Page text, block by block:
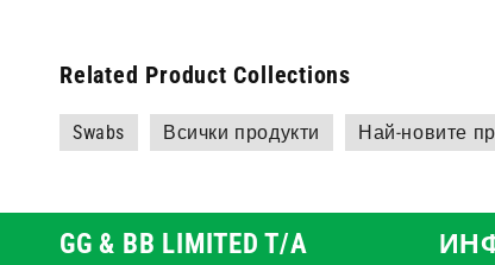
Related Product Collections
Swabs Всички продукти Най-новите
GG & BB LIMITED T/A